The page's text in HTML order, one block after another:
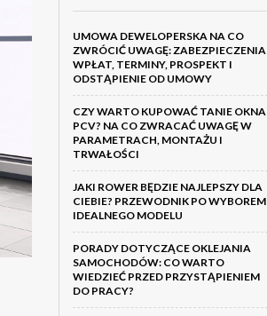
UMOWA DEWELOPERSKA NA CO
ZWRÓCIĆ UWAGĘ: ZABEZPIECZENIA
WPŁAT, TERMINY, PROSPEKT I
ODSTĄPIENIE OD UMOWY
CZY WARTO KUPOWAĆ TANIE OKNA
PCV? NA CO ZWRACAĆ UWAGĘ W
PARAMETRACH, MONTAŻU I
TRWAŁOŚCI
JAKI ROWER BĘDZIE NAJLEPSZY DLA
CIEBIE? PRZEWODNIK PO WYBOREM
IDEALNEGO MODELU
PORADY DOTYCZĄCE OKLEJANIA
SAMOCHODÓW: CO WARTO
WIEDZIEĆ PRZED PRZYSTĄPIENIEM
DO PRACY?